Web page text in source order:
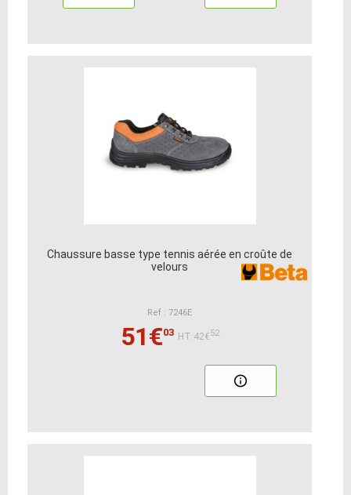
Chaussure basse type tennis aérée en croûte de
velours
Ref : 7246E
51€03 HT:42€52